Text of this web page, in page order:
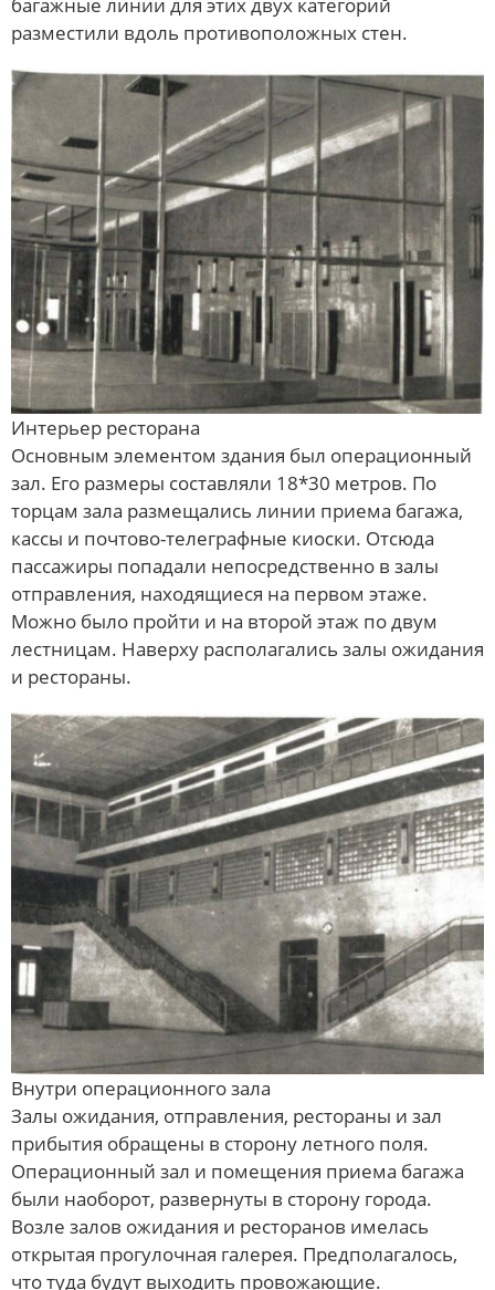
разместили вдоль противоположных стен.
Интерьер ресторана
Основным элементом здания был операционный
зал. Его размеры составляли 18*30 метров. По
торцам зала размещались линии приема багажа,
кассы и почтово-телеграфные киоски. Отсюда
пассажиры попадали непосредственно в залы
отправления, находящиеся на первом этаже.
Можно было пройти и на второй этаж по двум
лестницам. Наверху располагались залы ожидания
и рестораны.
Внутри операционного зала
Залы ожидания, отправления, рестораны и зал
прибытия обращены в сторону летного поля.
Операционный зал и помещения приема багажа
были наоборот, развернуты в сторону города.
Возле залов ожидания и ресторанов имелась
открытая прогулочная галерея. Предполагалось,
что туда будут выходить провожающие.